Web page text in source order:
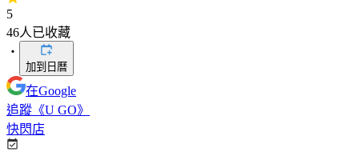
5
46人已收藏
・
加到日曆
在Google
追蹤《U GO》
快閃店